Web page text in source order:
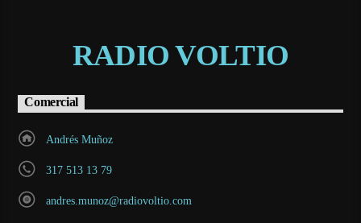
RADIO VOLTIO
Comercial
Andrés Muñoz
317 513 13 79
andres.munoz@radiovoltio.com